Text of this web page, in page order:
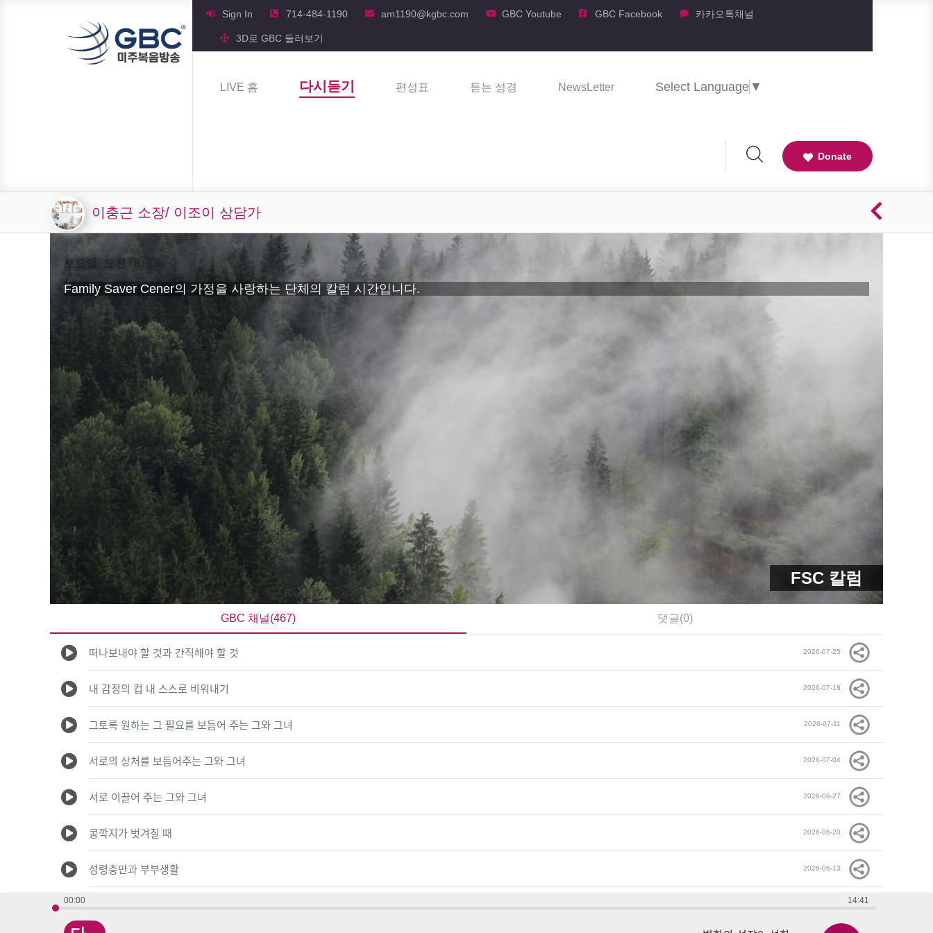
Sign In 714-484-1190 am1190@kgbc.com GBC Youtube GBC Facebook 카카오톡채널
3D로 GBC 둘러보기
LIVE 홈 다시듣기 편성표 듣는 성경 NewsLetter Select Language ▼
Donate
00:00 14:41
이충근 소장/ 이조이 상담가
FSC 칼럼
토요일 오전 8:15
Family Saver Cener의 가정을 사랑하는 단체의 칼럼 시간입니다.
GBC 채널(467) 댓글(0)
떠나보내야 할 것과 간직해야 할 것 2026-07-25
내 감정의 컵 내 스스로 비워내기 2026-07-18
그토록 원하는 그 필요를 보듬어 주는 그와 그녀 2026-07-11
서로의 상처를 보듬어주는 그와 그녀 2026-07-04
서로 이끌어 주는 그와 그녀 2026-06-27
콩깍지가 벗겨질 때 2026-06-20
성령충만과 부부생활 2026-06-13